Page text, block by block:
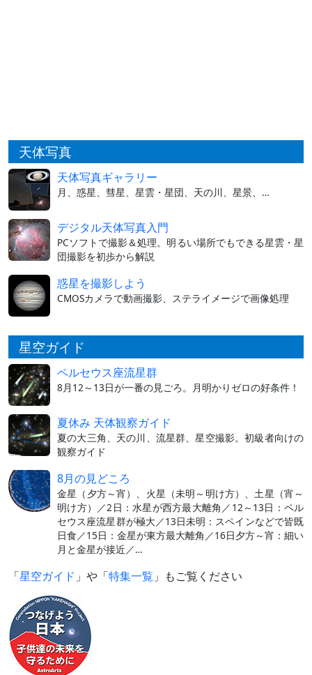
天体写真
天体写真ギャラリー
月、惑星、彗星、星雲・星団、天の川、星景、…
デジタル天体写真入門
PCソフトで撮影＆処理。明るい場所でもできる星雲・星
団撮影を初歩から解説
惑星を撮影しよう
CMOSカメラで動画撮影、ステライメージで画像処理
星空ガイド
ペルセウス座流星群
8月12～13日が一番の見ごろ。月明かりゼロの好条件！
夏休み 天体観察ガイド
夏の大三角、天の川、流星群、星空撮影。初級者向けの
観察ガイド
8月の見どころ
金星（夕方～宵）、火星（未明～明け方）、土星（宵～
明け方）／2日：水星が西方最大離角／12～13日：ペル
セウス座流星群が極大／13日未明：スペインなどで皆既
日食／15日：金星が東方最大離角／16日夕方～宵：細い
月と金星が接近／…
「星空ガイド 」や「特集一覧 」もご覧ください